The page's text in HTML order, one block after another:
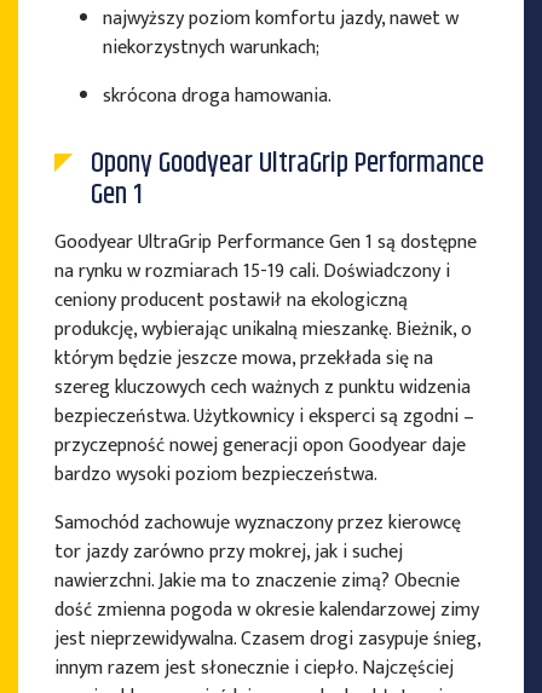
najwyższy poziom komfortu jazdy, nawet w
niekorzystnych warunkach;
skrócona droga hamowania.
Opony Goodyear UltraGrip Performance
Gen 1
Goodyear UltraGrip Performance Gen 1 są dostępne
na rynku w rozmiarach 15-19 cali. Doświadczony i
ceniony producent postawił na ekologiczną
produkcję, wybierając unikalną mieszankę. Bieżnik, o
którym będzie jeszcze mowa, przekłada się na
szereg kluczowych cech ważnych z punktu widzenia
bezpieczeństwa. Użytkownicy i eksperci są zgodni –
przyczepność nowej generacji opon Goodyear daje
bardzo wysoki poziom bezpieczeństwa.
Samochód zachowuje wyznaczony przez kierowcę
tor jazdy zarówno przy mokrej, jak i suchej
nawierzchni. Jakie ma to znaczenie zimą? Obecnie
dość zmienna pogoda w okresie kalendarzowej zimy
jest nieprzewidywalna. Czasem drogi zasypuje śnieg,
innym razem jest słonecznie i ciepło. Najczęściej